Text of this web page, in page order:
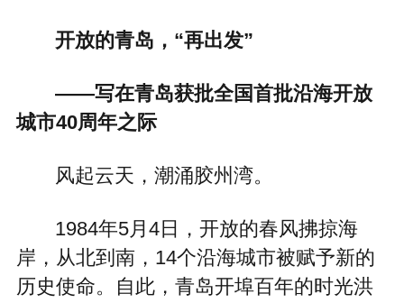
开放的青岛，“再出发”
——写在青岛获批全国首批沿海开放
城市40周年之际
风起云天，潮涌胶州湾。
1984年5月4日，开放的春风拂掠海
岸，从北到南，14个沿海城市被赋予新的
历史使命。自此，青岛开埠百年的时光洪